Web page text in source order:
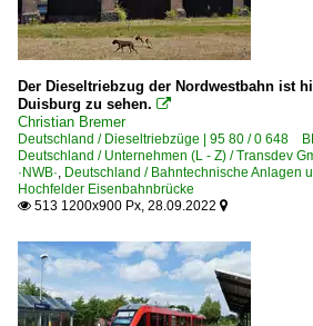
Der Dieseltriebzug der Nordwestbahn ist
Duisburg zu sehen. 
Christian Bremer
Deutschland / Dieseltriebzüge | 95 80 / 0 648
Deutschland / Unternehmen (L - Z) / Transdev
·NWB·, Deutschland / Bahntechnische Anlagen
Hochfelder Eisenbahnbrücke
 513 1200x900 Px, 28.09.2022 